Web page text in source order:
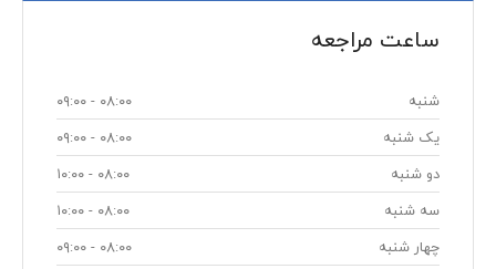
ساعت مراجعه
شنبه
۰۸:۰۰ - ۰۹:۰۰
یک شنبه
۰۸:۰۰ - ۰۹:۰۰
دو شنبه
۰۸:۰۰ - ۱۰:۰۰
سه شنبه
۰۸:۰۰ - ۱۰:۰۰
چهار شنبه
۰۸:۰۰ - ۰۹:۰۰